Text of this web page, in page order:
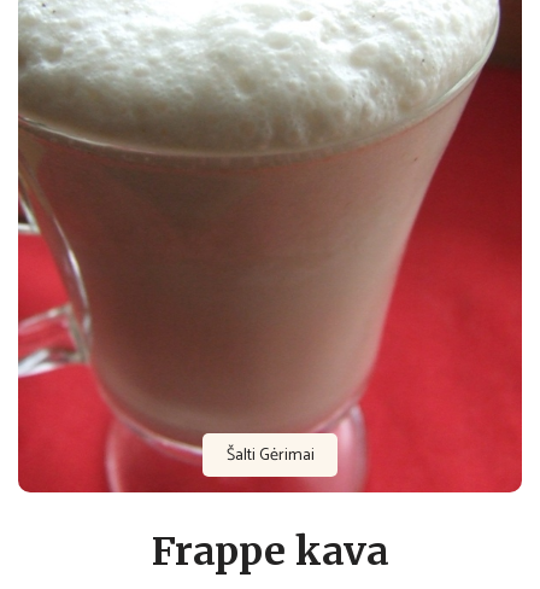
Šalti Gėrimai
Frappe kava